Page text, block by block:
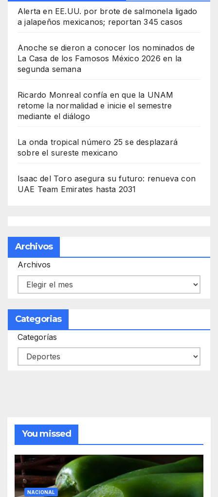
Alerta en EE.UU. por brote de salmonela ligado
a jalapeños mexicanos; reportan 345 casos
Anoche se dieron a conocer los nominados de
La Casa de los Famosos México 2026 en la
segunda semana
Ricardo Monreal confía en que la UNAM
retome la normalidad e inicie el semestre
mediante el diálogo
La onda tropical número 25 se desplazará
sobre el sureste mexicano
Isaac del Toro asegura su futuro: renueva con
UAE Team Emirates hasta 2031
Archivos
Archivos
Categorias
Categorías
You missed
NACIONAL